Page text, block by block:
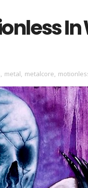
In
, metal, metalcore,